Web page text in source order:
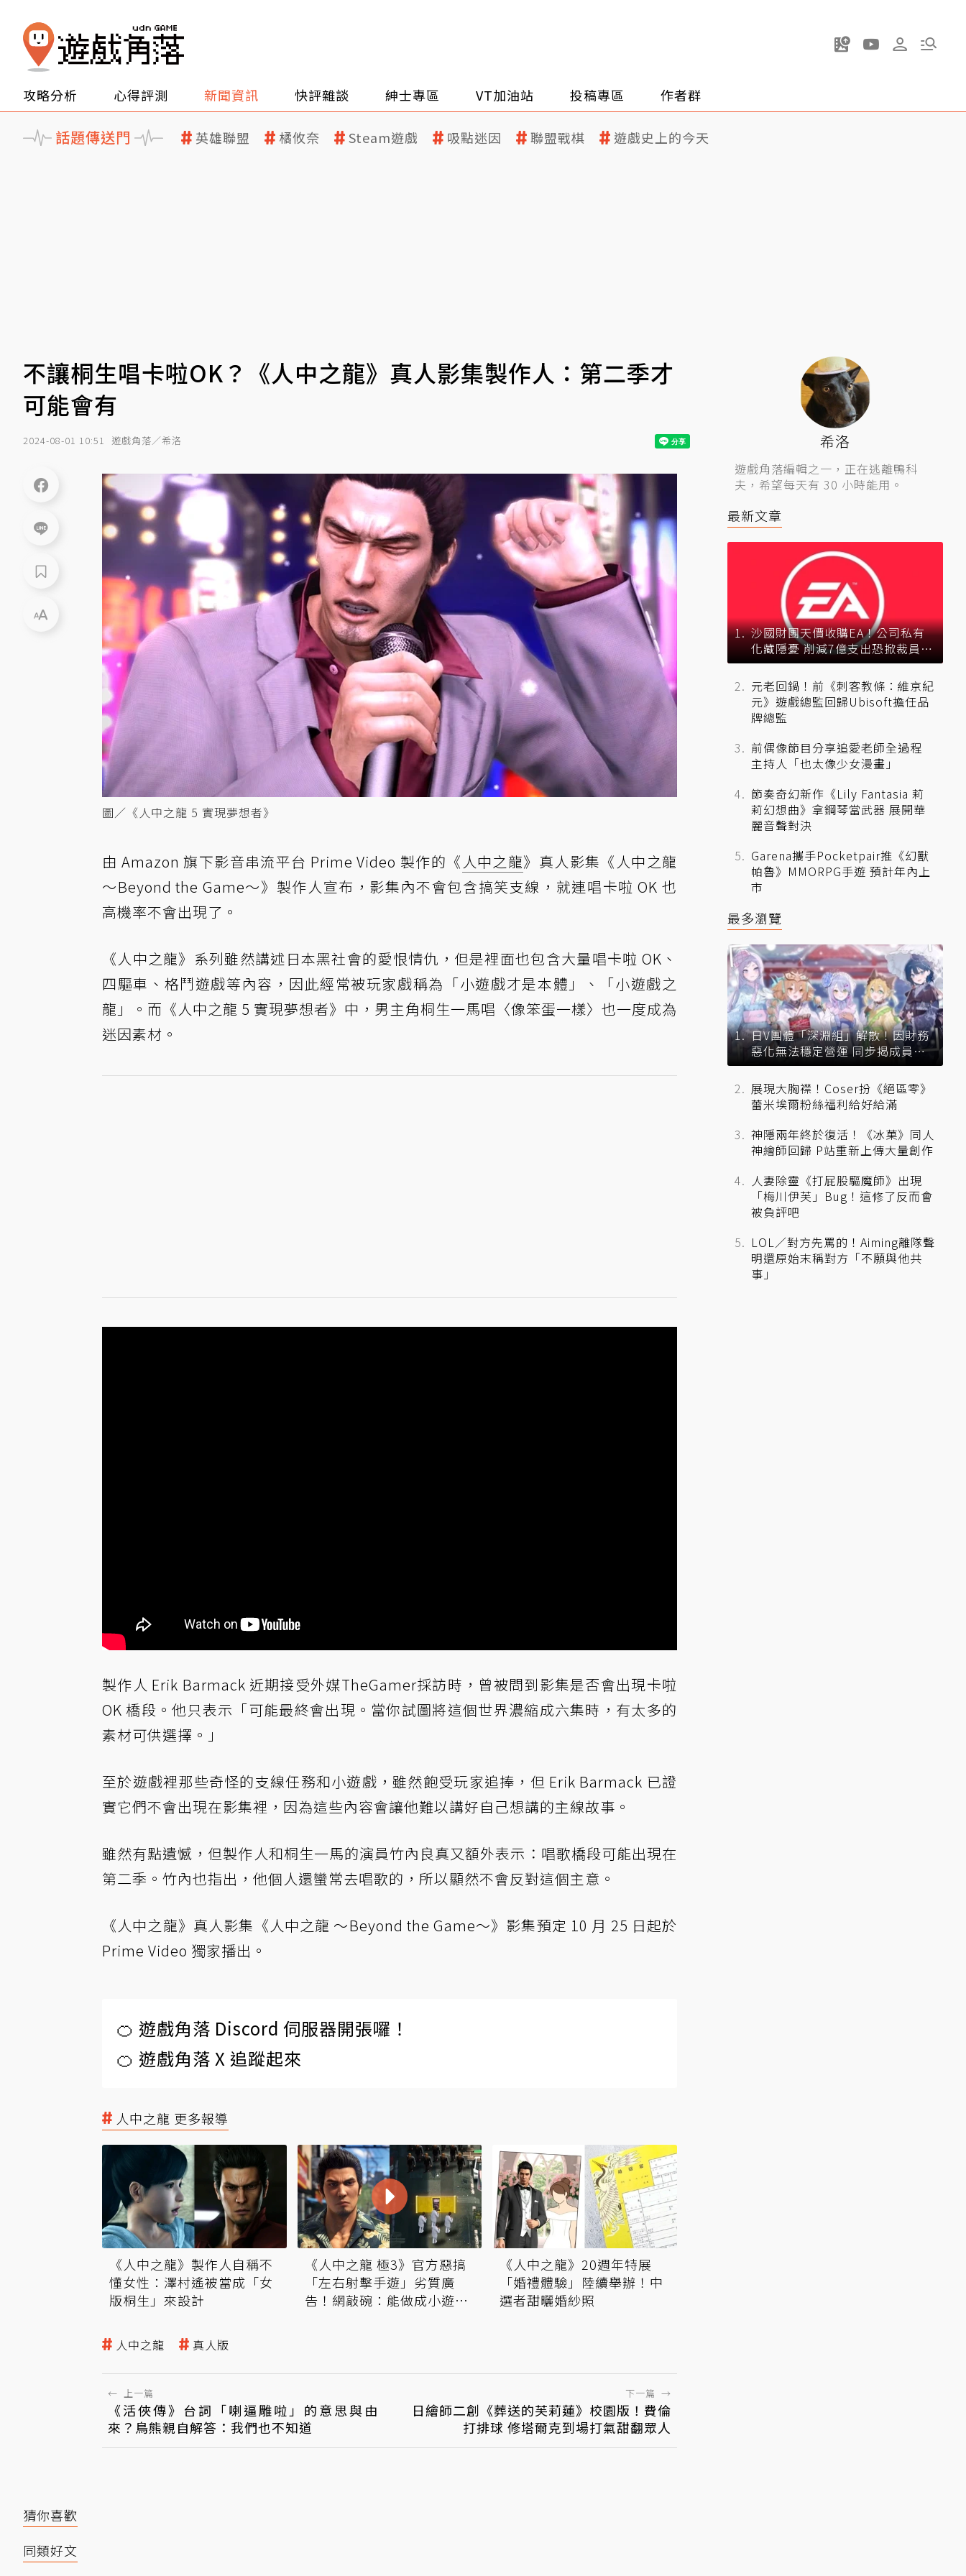
攻略分析 心得評測 新聞資訊 快評雜談 紳士專區 VT加油站 投稿專區 作者群
話題傳送門 英雄聯盟 橘攸奈 Steam遊戲 吸點迷因 聯盟戰棋 遊戲史上的今天
不讓桐生唱卡啦OK？《人中之龍》真人影集製作人：第二季才
可能會有
2024-08-01 10:51 遊戲角落／希洛
圖／《人中之龍 5 實現夢想者》
由 Amazon 旗下影音串流平台 Prime Video 製作的《 人中之龍》真人影集《人中之龍
～Beyond the Game～》製作人宣布，影集內不會包含搞笑支線，就連唱卡啦 OK 也
高機率不會出現了。
《人中之龍》系列雖然講述日本黑社會的愛恨情仇，但是裡面也包含大量唱卡啦 OK、
四驅車、格鬥遊戲等內容，因此經常被玩家戲稱為「小遊戲才是本體」、「小遊戲之
龍」。而《人中之龍 5 實現夢想者》中，男主角桐生一馬唱〈像笨蛋一樣〉也一度成為
迷因素材。
製作人 Erik Barmack 近期接受外媒TheGamer採訪時，曾被問到影集是否會出現卡啦
OK 橋段。他只表示「可能最終會出現。當你試圖將這個世界濃縮成六集時，有太多的
素材可供選擇。」
至於遊戲裡那些奇怪的支線任務和小遊戲，雖然飽受玩家追捧，但 Erik Barmack 已證
實它們不會出現在影集裡，因為這些內容會讓他難以講好自己想講的主線故事。
雖然有點遺憾，但製作人和桐生一馬的演員竹內良真又額外表示：唱歌橋段可能出現在
第二季。竹內也指出，他個人還蠻常去唱歌的，所以顯然不會反對這個主意。
《人中之龍》真人影集《人中之龍 ～Beyond the Game～》影集預定 10 月 25 日起於
Prime Video 獨家播出。
🍊 遊戲角落 Discord 伺服器開張囉！
🍊 遊戲角落 X 追蹤起來
人中之龍 更多報導
《人中之龍》製作人自稱不
懂女性：澤村遙被當成「女
版桐生」來設計
《人中之龍 極3》官方惡搞
「左右射擊手遊」劣質廣
告！網敲碗：能做成小遊戲
《人中之龍》20週年特展
「婚禮體驗」陸續舉辦！中
選者甜曬婚紗照
人中之龍 真人版
← 上一篇
《活俠傳》台詞「喇逼雕啦」的意思與由
來？鳥熊親自解答：我們也不知道
下一篇 →
日繪師二創《葬送的芙莉蓮》校園版！費倫
打排球 修塔爾克到場打氣甜翻眾人
猜你喜歡
同類好文
希洛
遊戲角落編輯之一，正在逃離鴨科
夫，希望每天有 30 小時能用。
最新文章
沙國財團天價收購EA！公司私有
化藏隱憂 削減7億支出恐掀裁員風
暴？
元老回鍋！前《刺客教條：維京紀
元》遊戲總監回歸Ubisoft擔任品
牌總監
前偶像節目分享追愛老師全過程
主持人「也太像少女漫畫」
節奏奇幻新作《Lily Fantasia 莉
莉幻想曲》拿鋼琴當武器 展開華
麗音聲對決
Garena攜手Pocketpair推《幻獸
帕魯》MMORPG手遊 預計年內上
市
最多瀏覽
日V團體「深淵組」解散！因財務
惡化無法穩定營運 同步揭成員未
來去向
展現大胸襟！Coser扮《絕區零》
蕾米埃爾粉絲福利給好給滿
神隱兩年終於復活！《冰菓》同人
神繪師回歸 P站重新上傳大量創作
人妻除靈《打屁股驅魔師》出現
「梅川伊芙」Bug！這修了反而會
被負評吧
LOL／對方先罵的！Aiming離隊聲
明還原始末稱對方「不願與他共
事」